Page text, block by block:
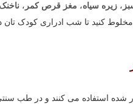
، زیره سیاه، مغز قرص کمر ، ناخنک
کنید تا شب ادراری کودک تان
شده استفاده می کنند و در طب